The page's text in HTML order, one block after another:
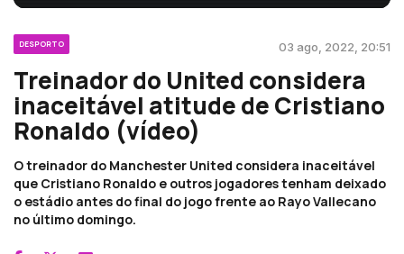
DESPORTO 03 ago, 2022, 20:51
Treinador do United considera
inaceitável atitude de Cristiano
Ronaldo (vídeo)
O treinador do Manchester United considera inaceitável
que Cristiano Ronaldo e outros jogadores tenham deixado
o estádio antes do final do jogo frente ao Rayo Vallecano
no último domingo.